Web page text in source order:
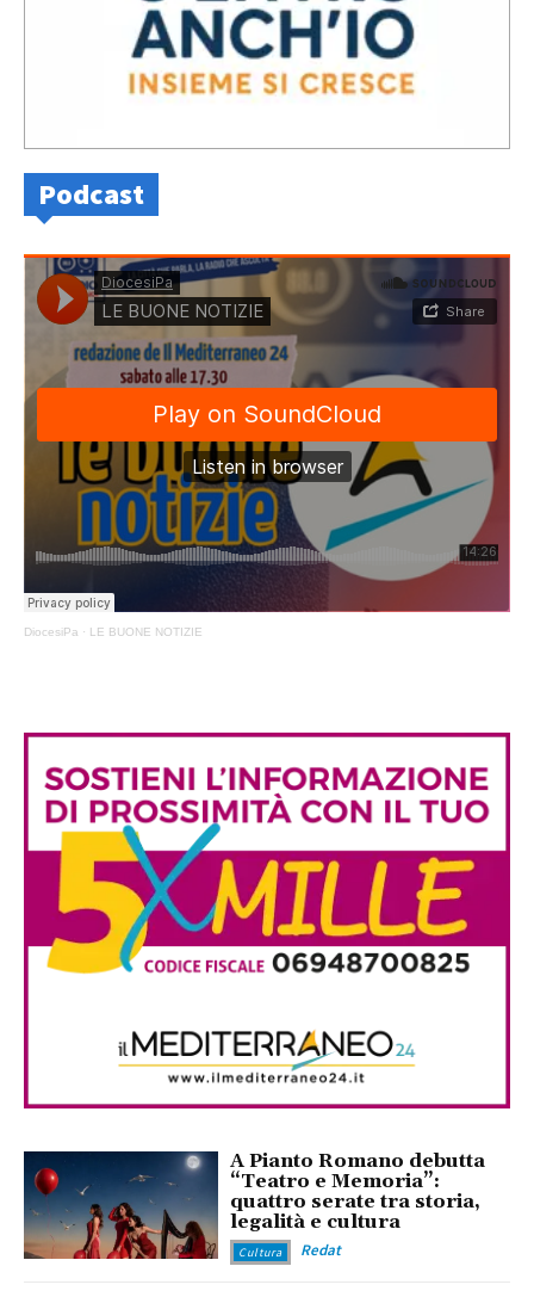
Podcast
DiocesiPa · LE BUONE NOTIZIE
A Pianto Romano debutta
“Teatro e Memoria”:
quattro serate tra storia,
legalità e cultura
Cultura Redat